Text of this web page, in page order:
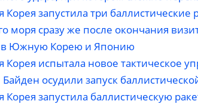
Корея запустила три баллистические
моря сразу же после окончания
в Южную Корею и Японию
Корея испытала новое тактическое
Байден осудили запуск
Корея запустила баллистическую